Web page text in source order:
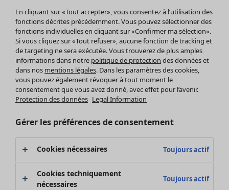
Leggings et collants
Accessoires
Chaussures
Vêtements de bain
Basics
Soldes Mobilier
Bonnes affaires déco
Décoration
Textiles
Tapis
Éponge
En cliquant sur «Tout accepter», vous consentez à l’utilisation des
fonctions décrites précédemment. Vous pouvez sélectionner des
fonctions individuelles en cliquant sur «Confirmer ma sélection».
Si vous cliquez sur «Tout refuser», aucune fonction de tracking et
de targeting ne sera exécutée. Vous trouverez de plus amples
informations dans notre politique de protection des données et
dans nos mentions légales. Dans les paramètres des cookies,
vous pouvez également révoquer à tout moment le
consentement que vous avez donné, avec effet pour l’avenir.
Protection des données Legal Information
Gérer les préférences de consentement
Cookies nécessaires Toujours actif
Cookies techniquement
nécessaires
Toujours actif